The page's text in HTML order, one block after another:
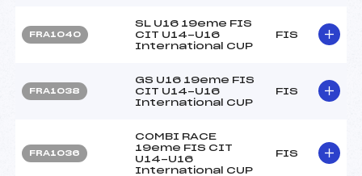
FRA1040
SL U16 19eme FIS
CIT U14-U16
International CUP
FIS
FRA1038
GS U16 19eme FIS
CIT U14-U16
International CUP
FIS
FRA1036
COMBI RACE
19eme FIS CIT
U14-U16
International CUP
FIS